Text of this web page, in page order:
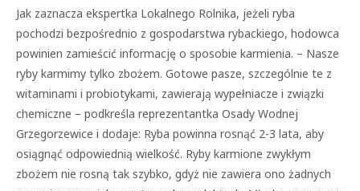
Jak zaznacza ekspertka Lokalnego Rolnika, jeżeli ryba
pochodzi bezpośrednio z gospodarstwa rybackiego, hodowca
powinien zamieścić informację o sposobie karmienia. – Nasze
ryby karmimy tylko zbożem. Gotowe pasze, szczególnie te z
witaminami i probiotykami, zawierają wypełniacze i związki
chemiczne – podkreśla reprezentantka Osady Wodnej
Grzegorzewice i dodaje: Ryba powinna rosnąć 2-3 lata, aby
osiągnąć odpowiednią wielkość. Ryby karmione zwykłym
zbożem nie rosną tak szybko, gdyż nie zawiera ono żadnych